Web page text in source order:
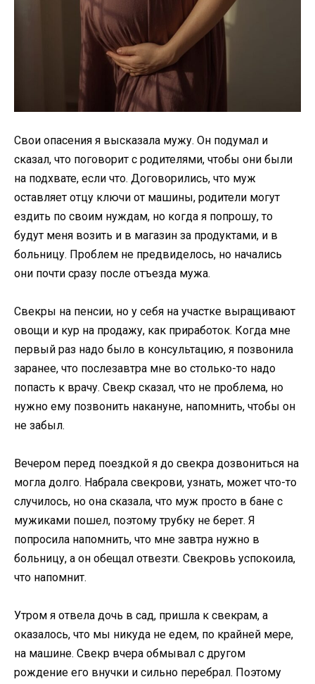
Свои опасения я высказала мужу. Он подумал и
сказал, что поговорит с родителями, чтобы они были
на подхвате, если что. Договорились, что муж
оставляет отцу ключи от машины, родители могут
ездить по своим нуждам, но когда я попрошу, то
будут меня возить и в магазин за продуктами, и в
больницу. Проблем не предвиделось, но начались
они почти сразу после отъезда мужа.
Свекры на пенсии, но у себя на участке выращивают
овощи и кур на продажу, как приработок. Когда мне
первый раз надо было в консультацию, я позвонила
заранее, что послезавтра мне во столько-то надо
попасть к врачу. Свекр сказал, что не проблема, но
нужно ему позвонить накануне, напомнить, чтобы он
не забыл.
Вечером перед поездкой я до свекра дозвониться на
могла долго. Набрала свекрови, узнать, может что-то
случилось, но она сказала, что муж просто в бане с
мужиками пошел, поэтому трубку не берет. Я
попросила напомнить, что мне завтра нужно в
больницу, а он обещал отвезти. Свекровь успокоила,
что напомнит.
Утром я отвела дочь в сад, пришла к свекрам, а
оказалось, что мы никуда не едем, по крайней мере,
на машине. Свекр вчера обмывал с другом
рождение его внучки и сильно перебрал. Поэтому